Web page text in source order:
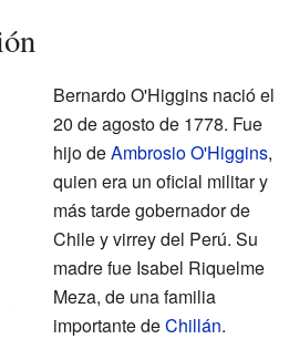
Bernardo O'Higgins nació el
20 de agosto de 1778. Fue
hijo deAmbrosio O'Higgins,
quien era un oficial militar y
más tarde gobernador de
Chile y virrey del Perú. Su
madre fue Isabel Riquelme
Meza, de una familia
importante deChillán.